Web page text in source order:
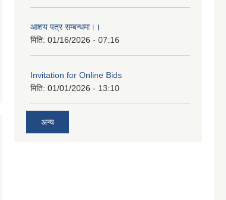
आशय पत्र सम्बन्धमा।।
मिति: 01/16/2026 - 07:16
Invitation for Online Bids
मिति: 01/01/2026 - 13:10
अन्य